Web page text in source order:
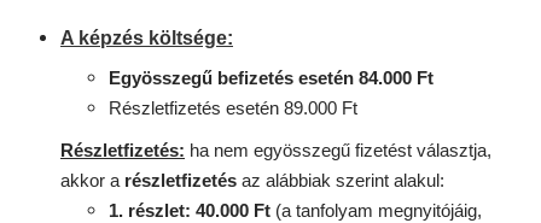
A képzés költsége:
Egyösszegű befizetés esetén 84.000 Ft
Részletfizetés esetén 89.000 Ft
Részletfizetés: ha nem egyösszegű fizetést választja,
akkor a részletfizetés az alábbiak szerint alakul:
1. részlet: 40.000 Ft (a tanfolyam megnyitójáig,